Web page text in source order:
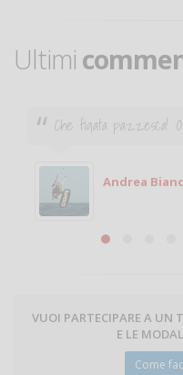
Ultimi
Che figata pazzesca! :O
Andrea
VUOI PARTECIPARE A UN
E LE
Come